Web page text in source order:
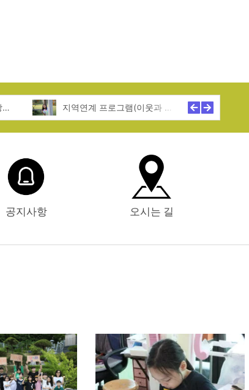
특기적성 프로그램(재능 팡팡! 꿈 활짝!) 지역연계 프로그램(이웃과 함께 성장!)
공지사항 오시는 길
PagePage